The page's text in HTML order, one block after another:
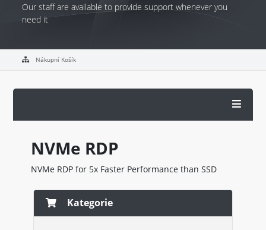
Our staff are available to provide support whenever you
need it
Nákupní Košík
NVMe RDP
NVMe RDP for 5x Faster Performance than SSD
Kategorie